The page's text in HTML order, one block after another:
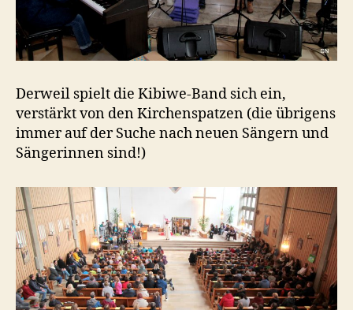
Derweil spielt die Kibiwe-Band sich ein,
verstärkt von den Kirchenspatzen (die übrigens
immer auf der Suche nach neuen Sängern und
Sängerinnen sind!)